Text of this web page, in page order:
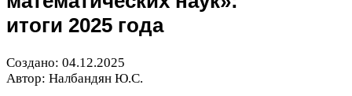
итоги 2025 года
Создано: 04.12.2025
Автор: Налбандян Ю.С.